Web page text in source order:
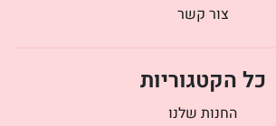
צור קשר
כל הקטגוריות
החנות שלנו